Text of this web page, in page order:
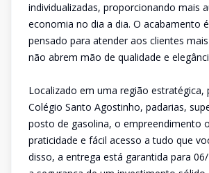
individualizadas, proporcionando mais
economia no dia a dia. O acabamento
pensado para atender aos clientes
não abrem mão de qualidade e
Localizado em uma região estratégica,
Colégio Santo Agostinho, padarias,
posto de gasolina, o empreendimento
praticidade e fácil acesso a tudo que
disso, a entrega está garantida para